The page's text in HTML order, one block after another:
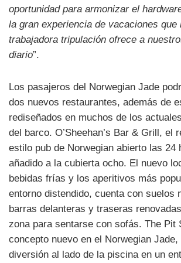
oportunidad para armonizar el
la gran experiencia de vacaciones que
trabajadora tripulación ofrece a
diario”.
Los pasajeros del Norwegian Jade
dos nuevos restaurantes, además de
rediseñados en muchos de los
del barco. O’Sheehan’s Bar & Grill, el
estilo pub de Norwegian abierto las 24
añadido a la cubierta ocho. El nuevo
bebidas frías y los aperitivos más
entorno distendido, cuenta con suelos
barras delanteras y traseras
zona para sentarse con sofás. The Pit
concepto nuevo en el Norwegian
diversión al lado de la piscina en un